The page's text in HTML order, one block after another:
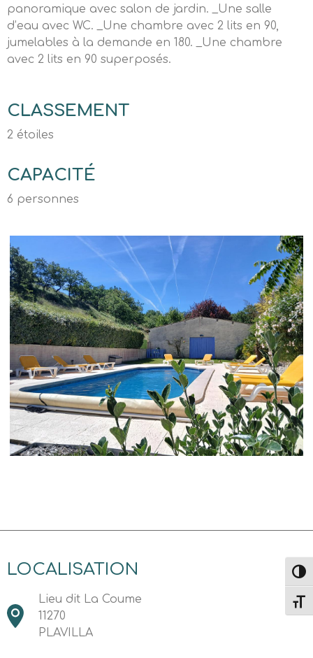
panoramique avec salon de jardin. _Une salle
d’eau avec WC. _Une chambre avec 2 lits en 90,
jumelables à la demande en 180. _Une chambre
avec 2 lits en 90 superposés.
CLASSEMENT
2 étoiles
CAPACITÉ
6 personnes
LOCALISATION
Lieu dit La Coume
11270
PLAVILLA